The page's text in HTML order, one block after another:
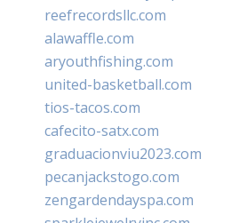
reefrecordsllc.com
alawaffle.com
aryouthfishing.com
united-basketball.com
tios-tacos.com
cafecito-satx.com
graduacionviu2023.com
pecanjackstogo.com
zengardendayspa.com